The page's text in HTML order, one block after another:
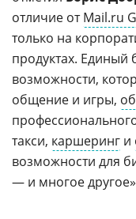
отличие отMail.ru
только на
продуктах. Единый
возможности,
общение и игры,
такси, каршеринг и
возможности для
— и многое